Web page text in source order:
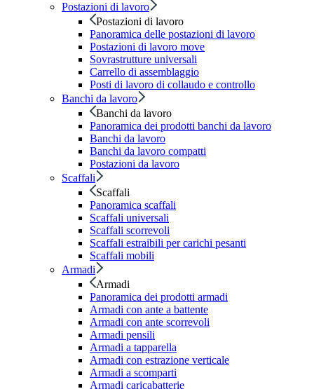
Postazioni di lavoro
Postazioni di lavoro
Panoramica delle postazioni di lavoro
Postazioni di lavoro move
Sovrastrutture universali
Carrello di assemblaggio
Posti di lavoro di collaudo e controllo
Banchi da lavoro
Banchi da lavoro
Panoramica dei prodotti banchi da lavoro
Banchi da lavoro
Banchi da lavoro compatti
Postazioni da lavoro
Scaffali
Scaffali
Panoramica scaffali
Scaffali universali
Scaffali scorrevoli
Scaffali estraibili per carichi pesanti
Scaffali mobili
Armadi
Armadi
Panoramica dei prodotti armadi
Armadi con ante a battente
Armadi con ante scorrevoli
Armadi pensili
Armadi a tapparella
Armadi con estrazione verticale
Armadi a scomparti
Armadi caricabatterie